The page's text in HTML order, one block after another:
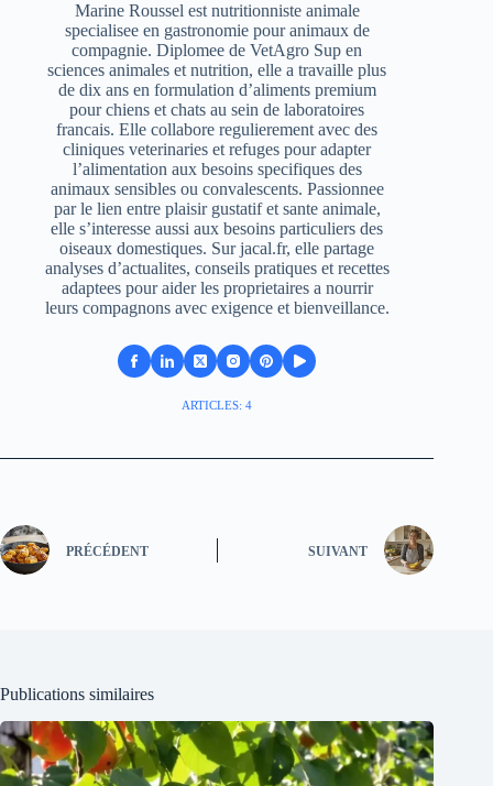
Marine Roussel est nutritionniste animale
specialisee en gastronomie pour animaux de
compagnie. Diplomee de VetAgro Sup en
sciences animales et nutrition, elle a travaille plus
de dix ans en formulation d’aliments premium
pour chiens et chats au sein de laboratoires
francais. Elle collabore regulierement avec des
cliniques veterinaries et refuges pour adapter
l’alimentation aux besoins specifiques des
animaux sensibles ou convalescents. Passionnee
par le lien entre plaisir gustatif et sante animale,
elle s’interesse aussi aux besoins particuliers des
oiseaux domestiques. Sur jacal.fr, elle partage
analyses d’actualites, conseils pratiques et recettes
adaptees pour aider les proprietaires a nourrir
leurs compagnons avec exigence et bienveillance.
ARTICLES: 4
PRÉCÉDENT SUIVANT
Publications similaires